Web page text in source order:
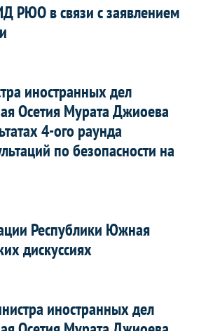
РЮО в связи с заявлением
иностранных дел
Осетия Мурата Джиоева
4-ого раунда
по безопасности на
Республики Южная
дискуссиях
иностранных дел